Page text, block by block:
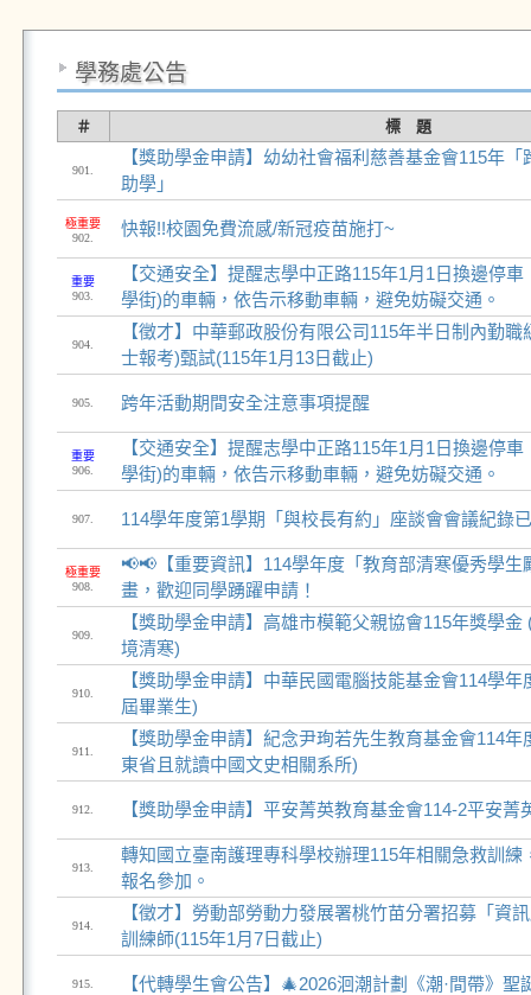
學務處公告
＃ 標 題
901.
【獎助學金申請】幼幼社會福利慈善基金會115年
助學」
極重要
902.
快報!!校園免費流感/新冠疫苗施打~
重要
903.
【交通安全】提醒志學中正路115年1月1日換邊停
學街)的車輛，依告示移動車輛，避免妨礙交通。
904.
【徵才】中華郵政股份有限公司115年半日制內勤
士報考)甄試(115年1月13日截止)
905. 跨年活動期間安全注意事項提醒
重要
906.
【交通安全】提醒志學中正路115年1月1日換邊停
學街)的車輛，依告示移動車輛，避免妨礙交通。
907. 114學年度第1學期「與校長有約」座談會會議紀錄
極重要
908.
📢📢【重要資訊】114學年度「教育部清寒優秀學生
畫，歡迎同學踴躍申請！
909.
【獎助學金申請】高雄市模範父親協會115年獎學
境清寒)
910.
【獎助學金申請】中華民國電腦技能基金會114學
屆畢業生)
911.
【獎助學金申請】紀念尹珣若先生教育基金會114
東省且就讀中國文史相關系所)
912. 【獎助學金申請】平安菁英教育基金會114-2平安菁
913.
轉知國立臺南護理專科學校辦理115年相關急救訓練
報名參加。
914.
【徵才】勞動部勞動力發展署桃竹苗分署招募「資
訓練師(115年1月7日截止)
915. 【代轉學生會公告】🎄2026洄潮計劃《潮·間帶》聖